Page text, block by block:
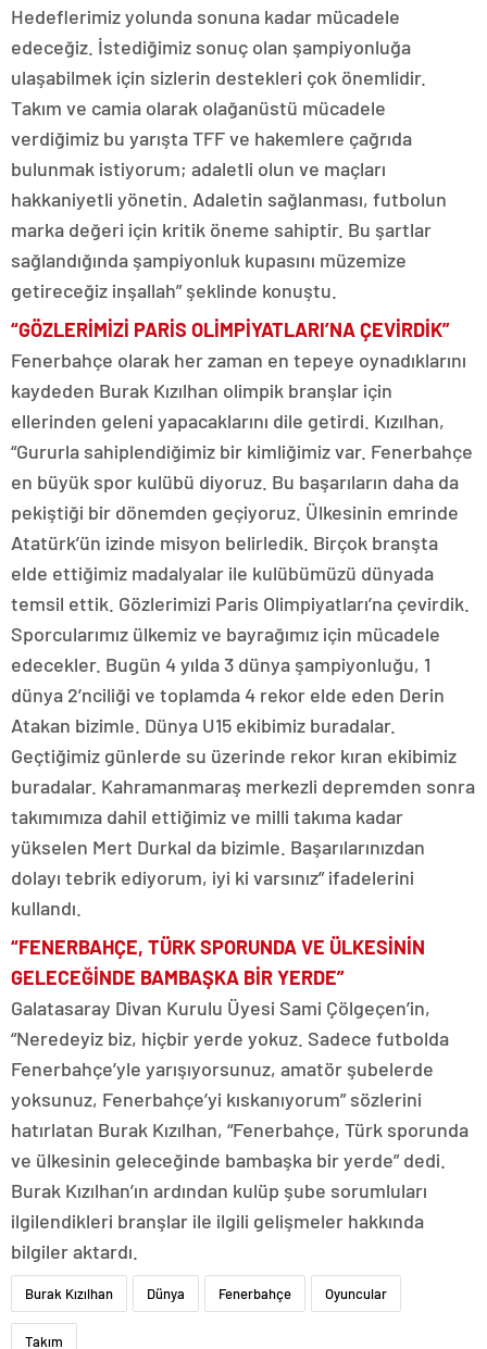
Hedeflerimiz yolunda sonuna kadar mücadele
edeceğiz. İstediğimiz sonuç olan şampiyonluğa
ulaşabilmek için sizlerin destekleri çok önemlidir.
Takım ve camia olarak olağanüstü mücadele
verdiğimiz bu yarışta TFF ve hakemlere çağrıda
bulunmak istiyorum; adaletli olun ve maçları
hakkaniyetli yönetin. Adaletin sağlanması, futbolun
marka değeri için kritik öneme sahiptir. Bu şartlar
sağlandığında şampiyonluk kupasını müzemize
getireceğiz inşallah” şeklinde konuştu.
“GÖZLERİMİZİ PARİS OLİMPİYATLARI’NA ÇEVİRDİK”
Fenerbahçe olarak her zaman en tepeye oynadıklarını
kaydeden Burak Kızılhan olimpik branşlar için
ellerinden geleni yapacaklarını dile getirdi. Kızılhan,
“Gururla sahiplendiğimiz bir kimliğimiz var. Fenerbahçe
en büyük spor kulübü diyoruz. Bu başarıların daha da
pekiştiği bir dönemden geçiyoruz. Ülkesinin emrinde
Atatürk’ün izinde misyon belirledik. Birçok branşta
elde ettiğimiz madalyalar ile kulübümüzü dünyada
temsil ettik. Gözlerimizi Paris Olimpiyatları’na çevirdik.
Sporcularımız ülkemiz ve bayrağımız için mücadele
edecekler. Bugün 4 yılda 3 dünya şampiyonluğu, 1
dünya 2’nciliği ve toplamda 4 rekor elde eden Derin
Atakan bizimle. Dünya U15 ekibimiz buradalar.
Geçtiğimiz günlerde su üzerinde rekor kıran ekibimiz
buradalar. Kahramanmaraş merkezli depremden sonra
takımımıza dahil ettiğimiz ve milli takıma kadar
yükselen Mert Durkal da bizimle. Başarılarınızdan
dolayı tebrik ediyorum, iyi ki varsınız” ifadelerini
kullandı.
“FENERBAHÇE, TÜRK SPORUNDA VE ÜLKESİNİN
GELECEĞİNDE BAMBAŞKA BİR YERDE”
Galatasaray Divan Kurulu Üyesi Sami Çölgeçen’in,
“Neredeyiz biz, hiçbir yerde yokuz. Sadece futbolda
Fenerbahçe’yle yarışıyorsunuz, amatör şubelerde
yoksunuz, Fenerbahçe’yi kıskanıyorum” sözlerini
hatırlatan Burak Kızılhan, “Fenerbahçe, Türk sporunda
ve ülkesinin geleceğinde bambaşka bir yerde” dedi.
Burak Kızılhan’ın ardından kulüp şube sorumluları
ilgilendikleri branşlar ile ilgili gelişmeler hakkında
bilgiler aktardı.
Burak Kızılhan Dünya Fenerbahçe Oyuncular
Takım